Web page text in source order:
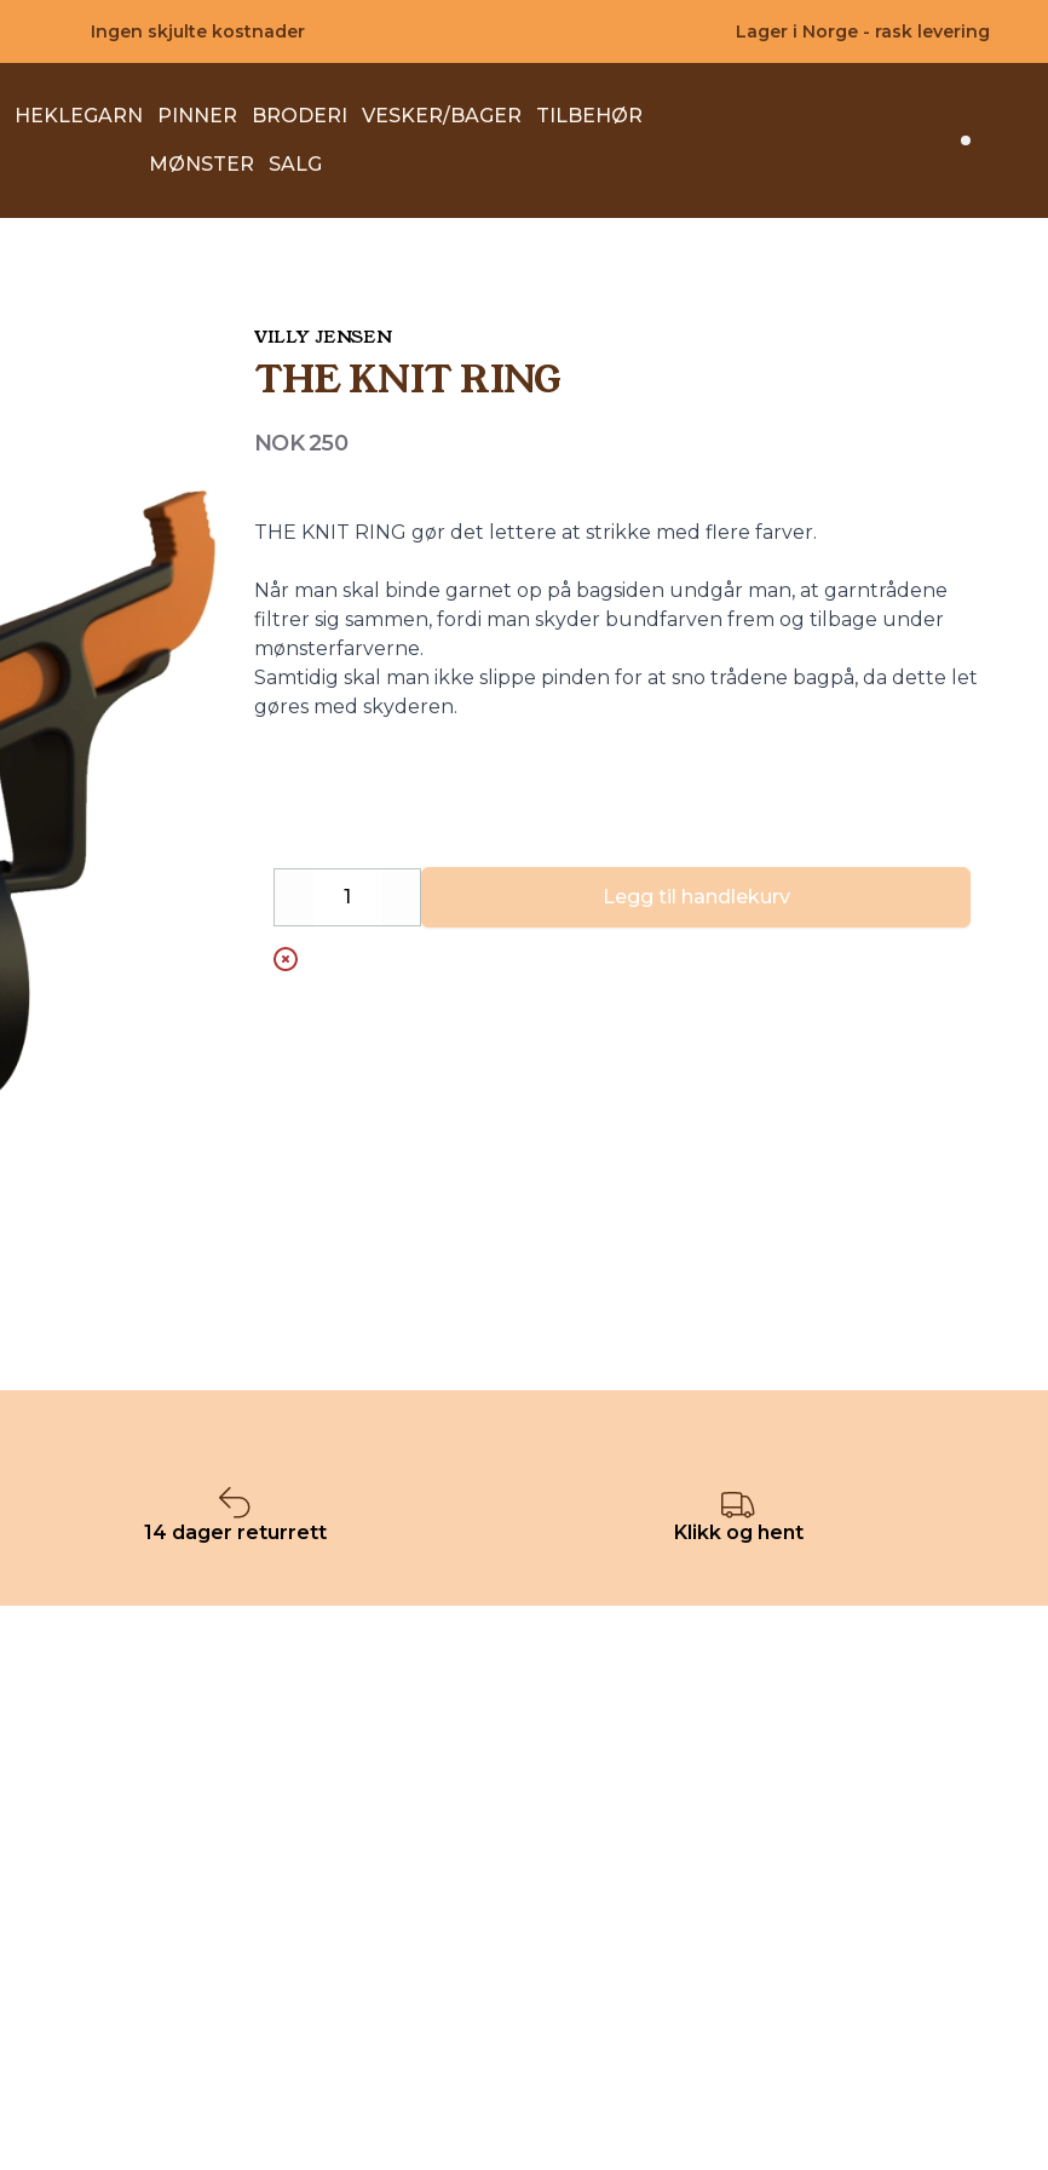
Ingen skjulte kostnader Lager i Norge - rask levering
HEKLEGARN PINNER BRODERI VESKER/BAGER TILBEHØR
MØNSTER SALG Search
VILLY JENSEN
THE KNIT RING
Produktdetaljer
NOK 250
THE KNIT RING gør det lettere at strikke med flere farver.
Når man skal binde garnet op på bagsiden undgår man, at garntrådene
filtrer sig sammen, fordi man skyder bundfarven frem og tilbage under
mønsterfarverne.
Samtidig skal man ikke slippe pinden for at sno trådene bagpå, da dette let
gøres med skyderen.
Decrease
Legg til handlekurv
14 dager returrett Klikk og hent